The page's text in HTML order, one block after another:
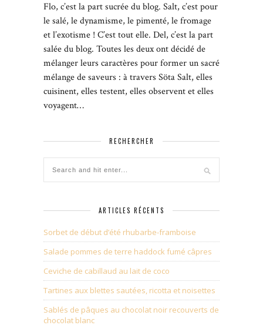
Flo, c’est la part sucrée du blog. Salt, c’est pour
le salé, le dynamisme, le pimenté, le fromage
et l’exotisme ! C’est tout elle. Del, c’est la part
salée du blog. Toutes les deux ont décidé de
mélanger leurs caractères pour former un sacré
mélange de saveurs : à travers Söta Salt, elles
cuisinent, elles testent, elles observent et elles
voyagent…
RECHERCHER
ARTICLES RÉCENTS
Sorbet de début d’été rhubarbe-framboise
Salade pommes de terre haddock fumé câpres
Ceviche de cabillaud au lait de coco
Tartines aux blettes sautées, ricotta et noisettes
Sablés de pâques au chocolat noir recouverts de
chocolat blanc